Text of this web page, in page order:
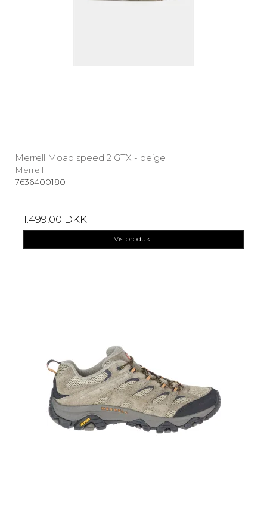
Merrell Moab speed 2 GTX - beige
Merrell
7636400180
1.499,00 DKK
Vis produkt